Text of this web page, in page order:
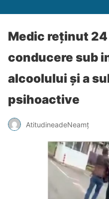
Medic reținut
conducere sub
alcoolului și a
psihoactive
AtitudineadeNeamț